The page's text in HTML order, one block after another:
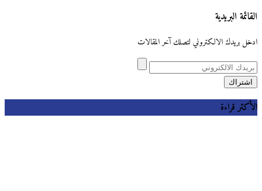
القائمة البريدية
ادخل بريدك الالكتروني لتصلك آخر المقالات
الأكثر قراءة